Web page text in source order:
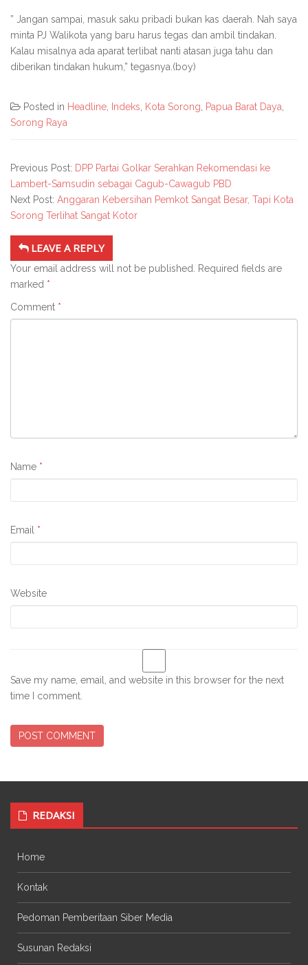
” Jangan sampai, masuk saku pribadi bukan kas daerah. Nah saya
minta PJ Walikota yang baru harus tegas dan ambil tindakan.
Kalau misalnya ada aparat terlibat nanti atasan juga tahu dan
diberikan tindakan hukum,” tegasnya.(boy)
Posted in Headline Indeks Kota Sorong Papua Barat Daya
Sorong Raya
Previous Post: DPP Partai Golkar Serahkan Rekomendasi ke
Lambert-Samsudin sebagai Cagub-Cawagub PBD
Next Post: Anggaran Kebersihan Pemkot Sangat Besar, Tapi Kota
Sorong Terlihat Sangat Kotor
LEAVE A REPLY
Your email address will not be published.
Required fields are
marked *
Comment *
Name *
Email *
Website
Save my name, email, and website in this browser for the next
time I comment.
REDAKSI
Home
Kontak
Pedoman Pemberitaan Siber Media
Susunan Redaksi